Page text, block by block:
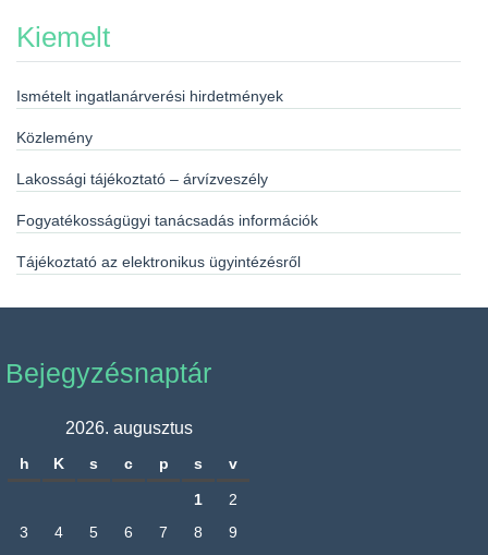
Kiemelt
Ismételt ingatlanárverési hirdetmények
Közlemény
Lakossági tájékoztató – árvízveszély
Fogyatékosságügyi tanácsadás információk
Tájékoztató az elektronikus ügyintézésről
Bejegyzésnaptár
2026. augusztus
h K s c p s v
1
2
3
4 5 6 7 8
9